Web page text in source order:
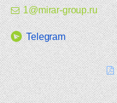
1@mirar-group.ru
Telegram